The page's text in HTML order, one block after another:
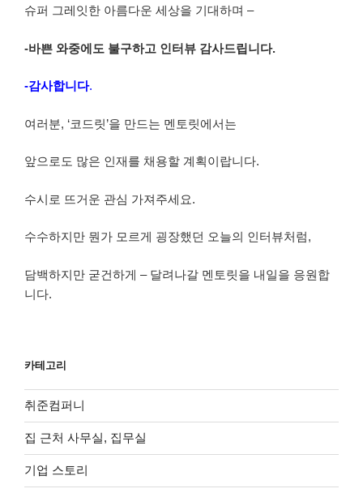
슈퍼 그레잇한 아름다운 세상을 기대하며 –
-바쁜 와중에도 불구하고 인터뷰 감사드립니다.
-감사합니다.
여러분, ‘코드릿’을 만드는 멘토릿에서는
앞으로도 많은 인재를 채용할 계획이랍니다.
수시로 뜨거운 관심 가져주세요.
수수하지만 뭔가 모르게 굉장했던 오늘의 인터뷰처럼,
담백하지만 굳건하게 – 달려나갈 멘토릿을 내일을 응원합
니다.
카테고리
취준컴퍼니
집 근처 사무실, 집무실
기업 스토리